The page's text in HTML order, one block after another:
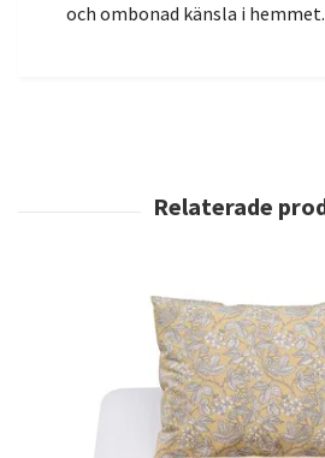
och ombonad känsla i hemmet.